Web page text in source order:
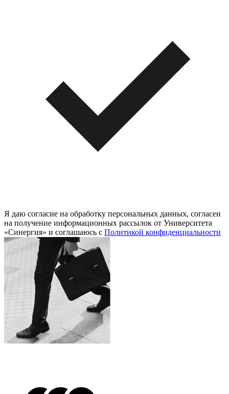
Я даю согласие на обработку персональных данных, согласен
на получение информационных рассылок от Университета
«Синергия» и соглашаюсь c Политикой конфиденциальности